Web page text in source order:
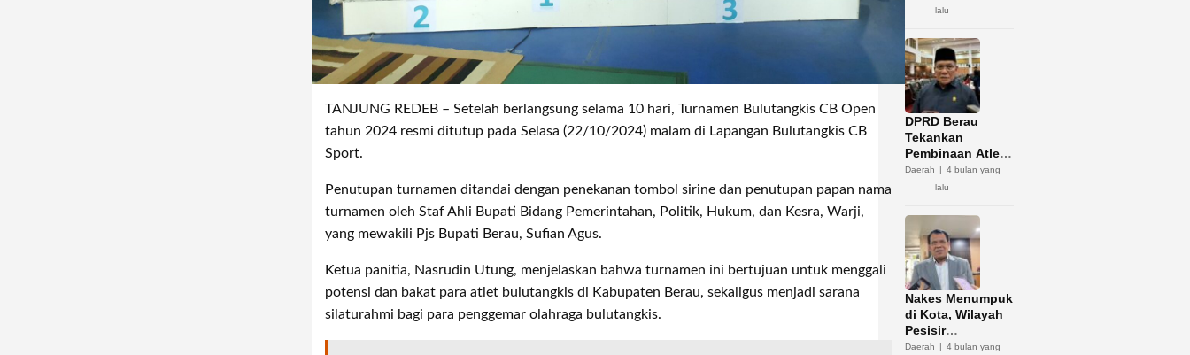
TANJUNG REDEB – Setelah berlangsung selama 10 hari, Turnamen Bulutangkis CB Open
tahun 2024 resmi ditutup pada Selasa (22/10/2024) malam di Lapangan Bulutangkis CB
Sport.
Penutupan turnamen ditandai dengan penekanan tombol sirine dan penutupan papan nama
turnamen oleh Staf Ahli Bupati Bidang Pemerintahan, Politik, Hukum, dan Kesra, Warji,
yang mewakili Pjs Bupati Berau, Sufian Agus.
Ketua panitia, Nasrudin Utung, menjelaskan bahwa turnamen ini bertujuan untuk menggali
potensi dan bakat para atlet bulutangkis di Kabupaten Berau, sekaligus menjadi sarana
silaturahmi bagi para penggemar olahraga bulutangkis.
Potensi Zakat
lalu
DPRD Berau
Tekankan
Pembinaan Atlet
Jadi Kunci
Sukses Porprov
Daerah
4 bulan yang
lalu
Nakes Menumpuk
di Kota, Wilayah
Pesisir
Kekurangan
Daerah
4 bulan yang